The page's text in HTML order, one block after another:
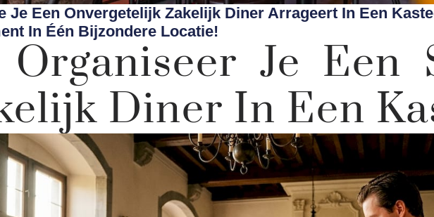
Je Een Onvergetelijk Zakelijk Diner Arrageert In Een
In Één Bijzondere Locatie!
Je Een
Diner In Een